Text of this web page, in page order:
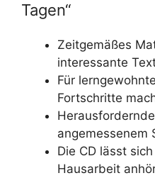
Tagen“
Zeitgemäßes
interessante
Für
Fortschritte
angemessenem
Die CD lässt
Hausarbeit